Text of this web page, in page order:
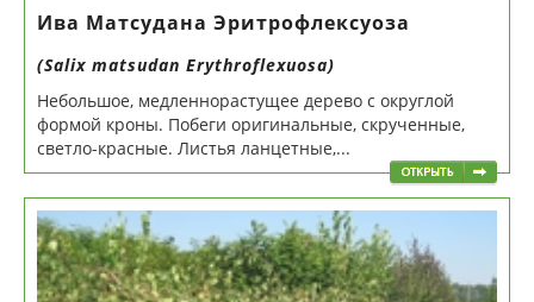
Ива Матсудана Эритрофлексуоза
(Salix matsudan Erythroflexuosa)
Небольшое, медленнорастущее дерево с округлой
формой кроны. Побеги оригинальные, скрученные,
светло-красные. Листья ланцетные,...